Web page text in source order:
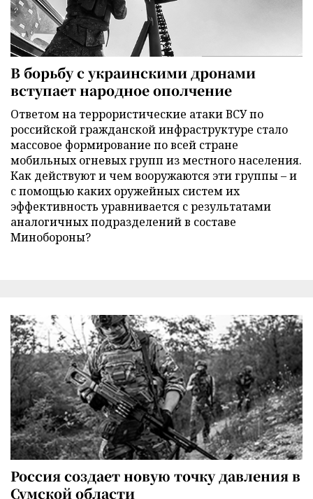
В борьбу с украинскими дронами
вступает народное ополчение
Ответом на террористические атаки ВСУ по
российской гражданской инфраструктуре стало
массовое формирование по всей стране
мобильных огневых групп из местного населения.
Как действуют и чем вооружаются эти группы – и
с помощью каких оружейных систем их
эффективность уравнивается с результатами
аналогичных подразделений в составе
Минобороны?
Россия создает новую точку давления в
Сумской области